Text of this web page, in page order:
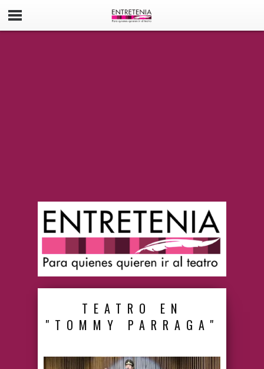
TEATRO EN
"TOMMY PARRAGA"